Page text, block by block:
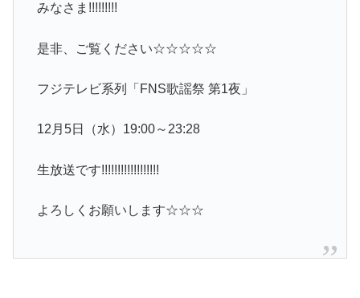
みなさま!!!!!!!!!
是非、ご覧ください☆☆☆☆☆
フジテレビ系列「FNS歌謡祭 第1夜」
12月5日（水）19:00～23:28
生放送です!!!!!!!!!!!!!!!!!!
よろしくお願いします☆☆☆